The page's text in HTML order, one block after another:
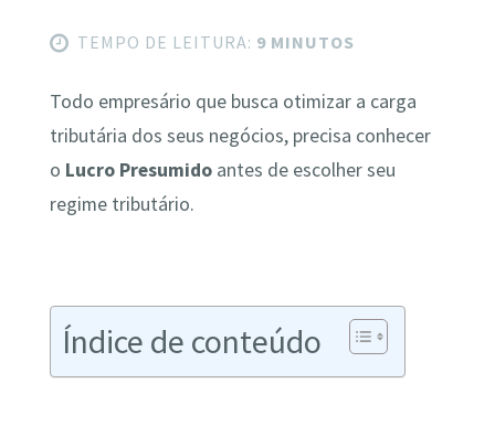
TEMPO DE LEITURA: 9 MINUTOS
Todo empresário que busca otimizar a carga
tributária dos seus negócios, precisa conhecer
o Lucro Presumidoantes de escolher seu
regime tributário.
Índice de conteúdo